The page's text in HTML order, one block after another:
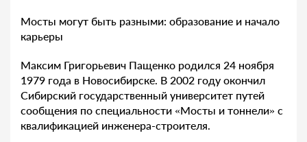
Мосты могут быть разными: образование и начало
карьеры
Максим Григорьевич Пащенко родился 24 ноября
1979 года в Новосибирске. В 2002 году окончил
Сибирский государственный университет путей
сообщения по специальности «Мосты и тоннели» с
квалификацией инженера-строителя.